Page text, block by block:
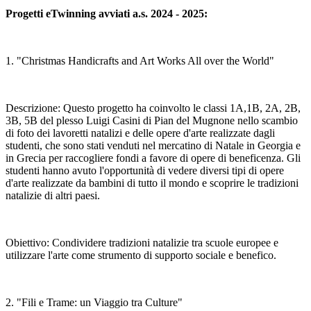
Progetti eTwinning avviati a.s. 2024 - 2025:
1. "Christmas Handicrafts and Art Works All over the World"
Descrizione: Questo progetto ha coinvolto le classi 1A,1B, 2A, 2B,
3B, 5B del plesso Luigi Casini di Pian del Mugnone nello scambio
di foto dei lavoretti natalizi e delle opere d'arte realizzate dagli
studenti, che sono stati venduti nel mercatino di Natale in Georgia e
in Grecia per raccogliere fondi a favore di opere di beneficenza. Gli
studenti hanno avuto l'opportunità di vedere diversi tipi di opere
d'arte realizzate da bambini di tutto il mondo e scoprire le tradizioni
natalizie di altri paesi.
Obiettivo: Condividere tradizioni natalizie tra scuole europee e
utilizzare l'arte come strumento di supporto sociale e benefico.
2. "Fili e Trame: un Viaggio tra Culture"